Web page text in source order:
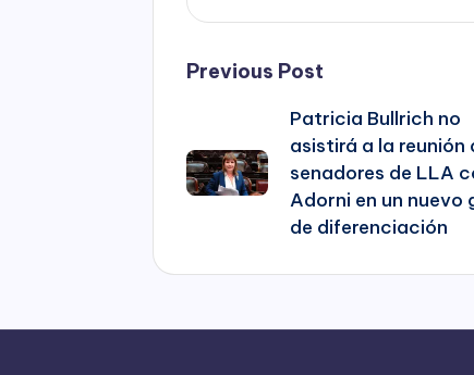
Post
navigation
Previous Post
Patricia Bullrich no
asistirá a la reunión
senadores de LLA
Adorni en un nuevo
de diferenciación